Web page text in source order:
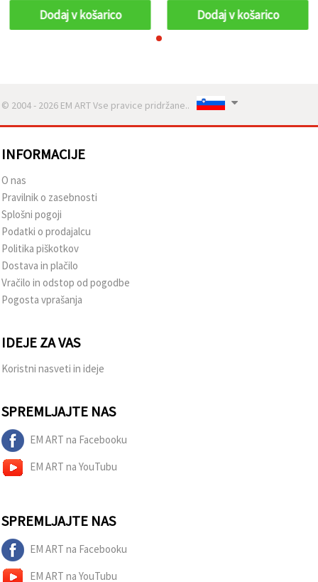
Dodaj v košarico Dodaj v košarico
© 2004 - 2026 EM ART Vse pravice pridržane..
INFORMACIJE
O nas
Pravilnik o zasebnosti
Splošni pogoji
Podatki o prodajalcu
Politika piškotkov
Dostava in plačilo
Vračilo in odstop od pogodbe
Pogosta vprašanja
IDEJE ZA VAS
Koristni nasveti in ideje
SPREMLJAJTE NAS
EM ART na Facebooku
EM ART na YouTubu
SPREMLJAJTE NAS
EM ART na Facebooku
EM ART na YouTubu